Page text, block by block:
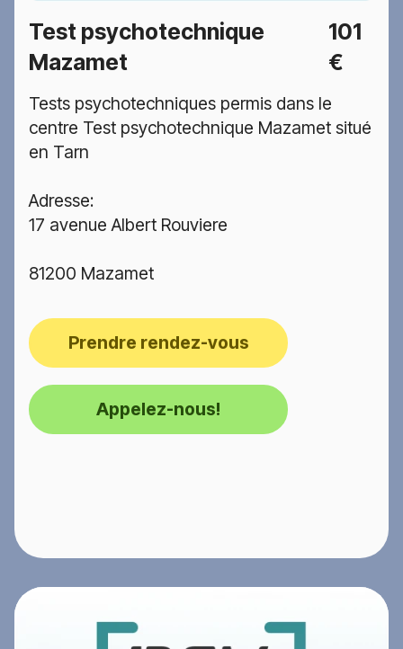
Test psychotechnique
Mazamet
101
€
Tests psychotechniques permis dans le
centre Test psychotechnique Mazamet situé
en Tarn
Adresse:
17 avenue Albert Rouviere
81200 Mazamet
Prendre rendez-vous
Appelez-nous!